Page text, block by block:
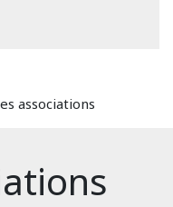
associations